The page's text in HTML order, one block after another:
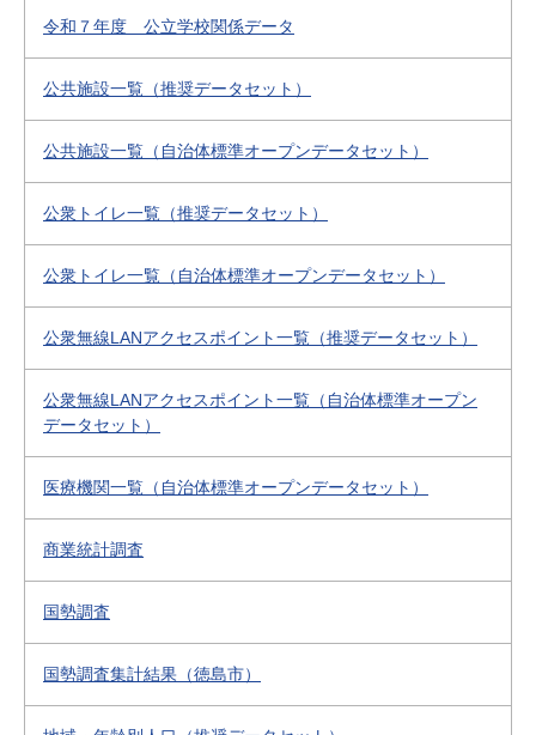
令和７年度 公立学校関係データ
公共施設一覧（推奨データセット）
公共施設一覧（自治体標準オープンデータセット）
公衆トイレ一覧（推奨データセット）
公衆トイレ一覧（自治体標準オープンデータセット）
公衆無線LANアクセスポイント一覧（推奨データセット）
公衆無線LANアクセスポイント一覧（自治体標準オープン
データセット）
医療機関一覧（自治体標準オープンデータセット）
商業統計調査
国勢調査
国勢調査集計結果（徳島市）